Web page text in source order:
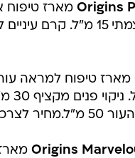
Origins מארז טיפוח
מארז טיפוח למראה
120 ₪
Origins